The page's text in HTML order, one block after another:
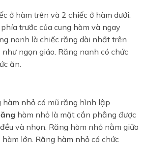
ở hàm trên và 2 chiếc ở hàm dưới.
trước của cung hàm và ngay
nanh là chiếc răng dài nhất trên
ngọn giáo. Răng nanh có chức
ăn.
hàm nhỏ có mũ răng hình lập
hàm nhỏ là mặt cắn phẳng được
và nhọn. Răng hàm nhỏ nằm giữa
lớn. Răng hàm nhỏ có chức